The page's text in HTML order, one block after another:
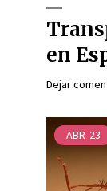
en
Dejar
ABR 23